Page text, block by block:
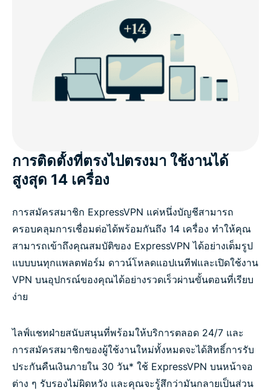
การติดตั้งที่ตรงไปตรงมา ใช้งานได้
สูงสุด 14 เครื่อง
การสมัครสมาชิก ExpressVPN แค่หนึ่งบัญชีสามารถ
ครอบคลุมการเชื่อมต่อได้พร้อมกันถึง 14 เครื่อง ทำให้คุณ
สามารถเข้าถึงคุณสมบัติของ ExpressVPN ได้อย่างเต็มรูป
แบบบนทุกแพลตฟอร์ม ดาวน์โหลดแอปเนทีฟและเปิดใช้งาน
VPN บนอุปกรณ์ของคุณได้อย่างรวดเร็วผ่านขั้นตอนที่เรียบ
ง่าย
ไลฟ์แชทฝ่ายสนับสนุนที่พร้อมให้บริการตลอด 24/7 และ
การสมัครสมาชิกของผู้ใช้งานใหม่ทั้งหมดจะได้สิทธิ์การรับ
ประกันคืนเงินภายใน 30 วัน* ใช้ ExpressVPN บนหน้าจอ
ต่าง ๆ รับรองไม่ผิดหวัง และคุณจะรู้สึกว่ามันกลายเป็นส่วน